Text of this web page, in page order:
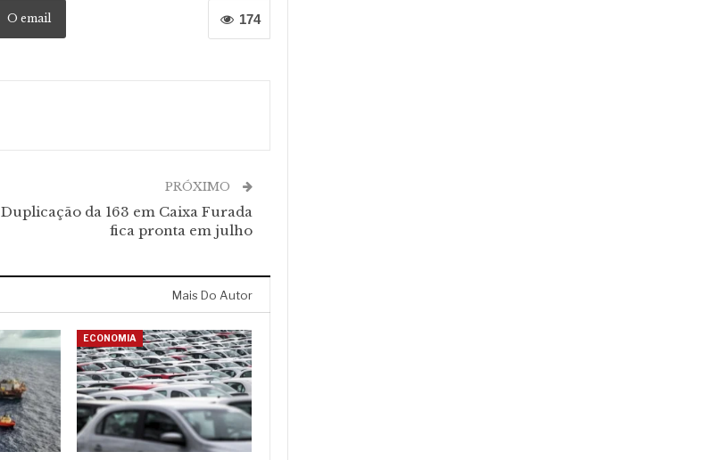
174
O email
PRÓXIMO
Duplicação da 163 em Caixa Furada
fica pronta em julho
Mais Do Autor
ECONOMIA